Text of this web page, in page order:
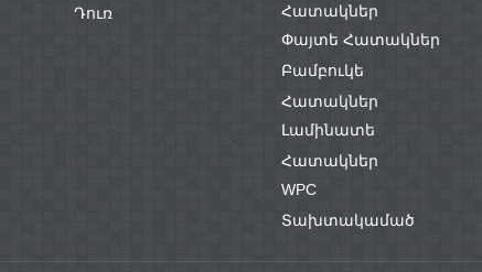
Դուռ
Հատակներ
Փայտե Հատակներ
Բամբուկե
Հատակներ
Լամինատե
Հատակներ
WPC
Տախտակամած